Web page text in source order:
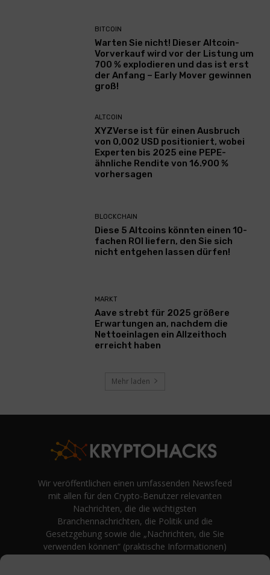
BITCOIN
Warten Sie nicht! Dieser Altcoin-
Vorverkauf wird vor der Listung um
700 % explodieren und das ist erst
der Anfang – Early Mover gewinnen
groß!
ALTCOIN
XYZVerse ist für einen Ausbruch
von 0,002 USD positioniert, wobei
Experten bis 2025 eine PEPE-
ähnliche Rendite von 16.900 %
vorhersagen
BLOCKCHAIN
Diese 5 Altcoins könnten einen 10-
fachen ROI liefern, den Sie sich
nicht entgehen lassen dürfen!
MARKT
Aave strebt für 2025 größere
Erwartungen an, nachdem die
Nettoeinlagen ein Allzeithoch
erreicht haben
Mehr laden
Wir veröffentlichen einen umfassenden Newsfeed
mit allen für den Crypto-Benutzer relevanten
Nachrichten, die die wichtigsten
Branchennachrichten, die Politik und die
Gesetzgebung sowie die „Nachrichten, die Sie
verwenden können“ (praktische Informationen)